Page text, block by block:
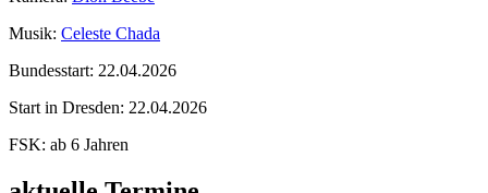
Musik: Celeste Chada
Bundesstart: 22.04.2026
Start in Dresden: 22.04.2026
FSK: ab 6 Jahren